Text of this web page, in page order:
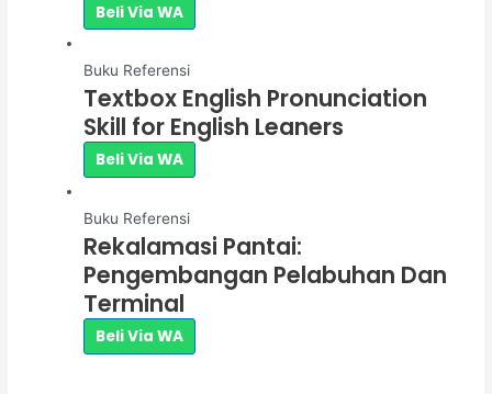
Beli Via WA
Buku Referensi
Textbox English Pronunciation
Skill for English Leaners
Beli Via WA
Buku Referensi
Rekalamasi Pantai:
Pengembangan Pelabuhan Dan
Terminal
Beli Via WA